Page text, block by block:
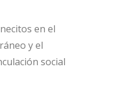
en el
y el
social